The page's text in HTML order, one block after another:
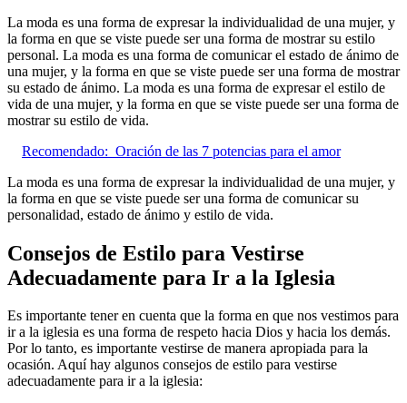
La moda es una forma de expresar la individualidad de una mujer, y
la forma en que se viste puede ser una forma de mostrar su estilo
personal. La moda es una forma de comunicar el estado de ánimo de
una mujer, y la forma en que se viste puede ser una forma de mostrar
su estado de ánimo. La moda es una forma de expresar el estilo de
vida de una mujer, y la forma en que se viste puede ser una forma de
mostrar su estilo de vida.
Recomendado: Oración de las 7 potencias para el amor
La moda es una forma de expresar la individualidad de una mujer, y
la forma en que se viste puede ser una forma de comunicar su
personalidad, estado de ánimo y estilo de vida.
Consejos de Estilo para Vestirse
Adecuadamente para Ir a la Iglesia
Es importante tener en cuenta que la forma en que nos vestimos para
ir a la iglesia es una forma de respeto hacia Dios y hacia los demás.
Por lo tanto, es importante vestirse de manera apropiada para la
ocasión. Aquí hay algunos consejos de estilo para vestirse
adecuadamente para ir a la iglesia: